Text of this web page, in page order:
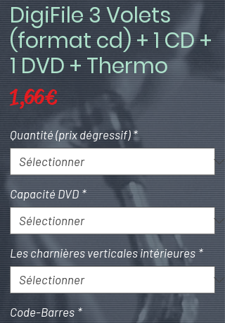
DigiFile 3 Volets
(format cd) + 1 CD +
1 DVD + Thermo
1,66 €Prix
Quantité (prix dégressif) *
Capacité DVD *
Les charnières verticales intérieures *
Code-Barres *